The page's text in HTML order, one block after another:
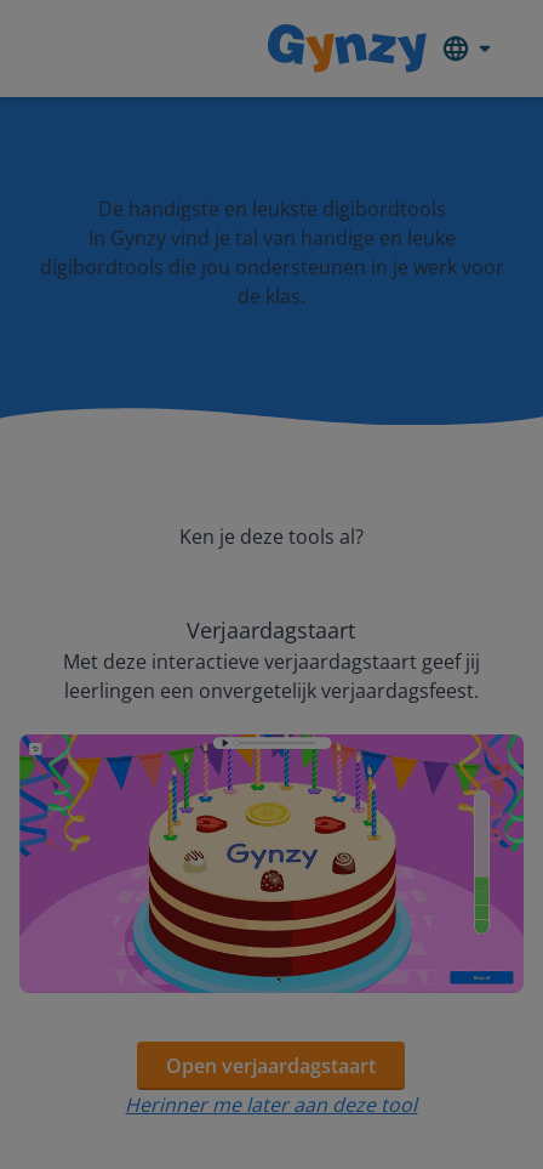
De handigste en leukste digibordtools
In Gynzy vind je tal van handige en leuke
digibordtools die jou ondersteunen in je werk voor
de klas.
Ken je deze tools al?
Verjaardagstaart
Met deze interactieve verjaardagstaart geef jij
leerlingen een onvergetelijk verjaardagsfeest.
Open verjaardagstaart
Herinner me later aan deze tool